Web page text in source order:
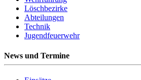
Löschbezirke
Abteilungen
Technik
Jugendfeuerwehr
News und Termine